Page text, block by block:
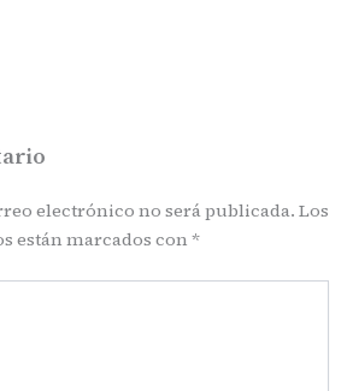
electrónico no será publicada. Los
están marcados con *